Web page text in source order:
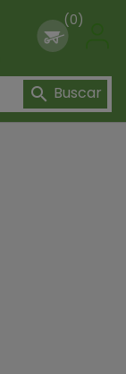
(0)
 Buscar